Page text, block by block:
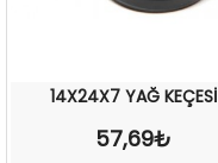
14X24X7 YAĞ KEÇESİ
57,69₺